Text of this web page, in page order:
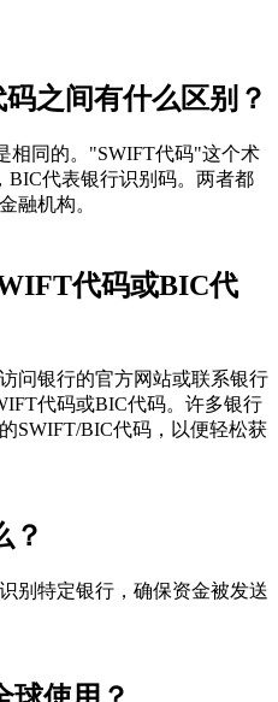
之间有什么区别？
相同的。"SWIFT代码"这个术
代表银行识别码。两者都
融机构。
代码或BIC代
问银行的官方网站或联系银行
代码或BIC代码。许多银行
SWIFT/BIC代码，以便轻松获
？
别特定银行，确保资金被发送